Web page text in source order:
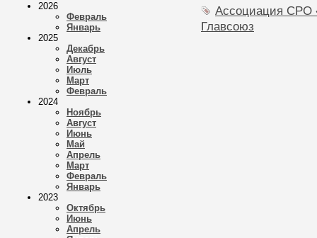
2026
Февраль
Январь
2025
Декабрь
Август
Июль
Март
Февраль
2024
Ноябрь
Август
Июнь
Май
Апрель
Март
Февраль
Январь
2023
Октябрь
Июнь
Апрель
Ассоциация
Главсоюз